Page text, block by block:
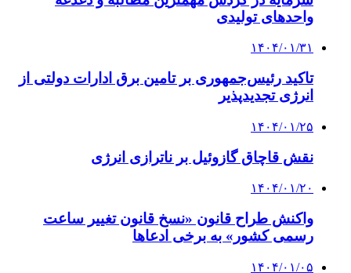
واحدهای تولیدی
۱۴۰۴/۰۱/۳۱
تاکید رئیس‌جمهوری بر تامین برق ادارات دولتی از
انرژی تجدیدپذیر
۱۴۰۴/۰۱/۲۵
نقش قاچاق گازوئیل بر ناترازی انرژی
۱۴۰۴/۰۱/۲۰
واکنش طراح قانون «نسخ قانون تغییر ساعت
رسمی کشور» به برخی ادعاها
۱۴۰۴/۰۱/۰۵